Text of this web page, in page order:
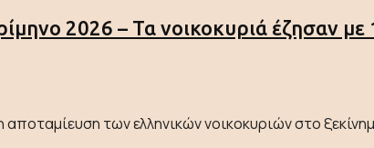
2026 – Τα νοικοκυριά έζησαν
των ελληνικών νοικοκυριών στο